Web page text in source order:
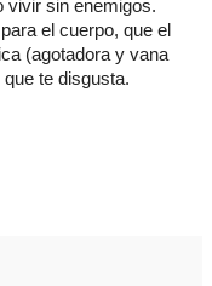
vivir sin enemigos.
el cuerpo, que el
(agotadora y vana
te disgusta.